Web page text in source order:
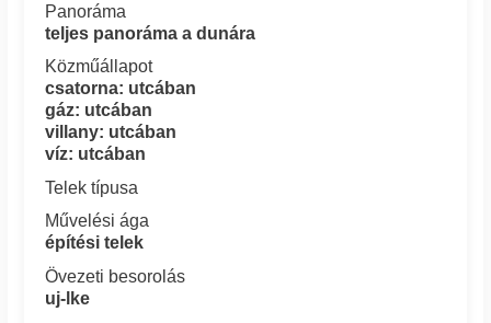
Panoráma
teljes panoráma a dunára
Közműállapot
csatorna: utcában
gáz: utcában
villany: utcában
víz: utcában
Telek típusa
Művelési ága
építési telek
Övezeti besorolás
uj-lke